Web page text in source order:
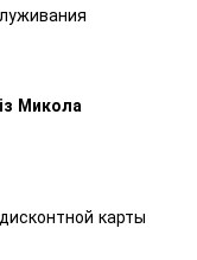
Микола
карты